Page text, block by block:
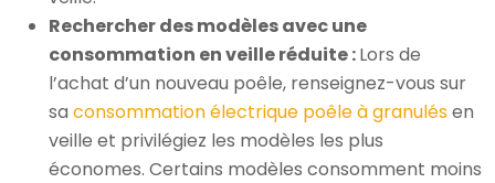
Rechercher des modèles avec une
consommation en veille réduite :Lors de
l’achat d’un nouveau poêle, renseignez-vous sur
sa consommation électrique poêle à granulésen
veille et privilégiez les modèles les plus
économes. Certains modèles consomment moins